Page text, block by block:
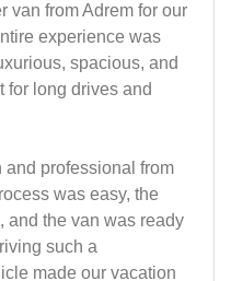
van from Adrem for our
experience was
spacious, and
for long drives and
and professional from
was easy, the
and the van was ready
such a
made our vacation